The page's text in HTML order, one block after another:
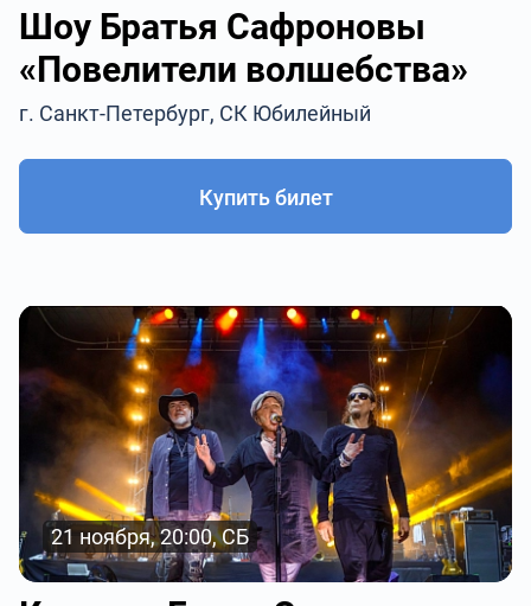
Шоу Братья Сафроновы
«Повелители волшебства»
г. Санкт-Петербург, СК Юбилейный
Купить билет
21 ноября, 20:00, СБ